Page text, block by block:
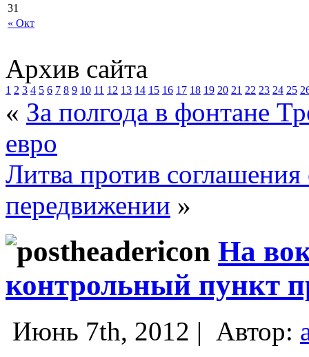
« Окт
31
Архив сайта
1 2 3 4 5 6 7 8 9 10 11 12 13 14 15 16 17 18 19 20 21 22 23 24 25
« За полгода в фонтане
евро
Литва против
передвижении »
На
контрольный пункт
Июнь 7th, 2012 | Автор: